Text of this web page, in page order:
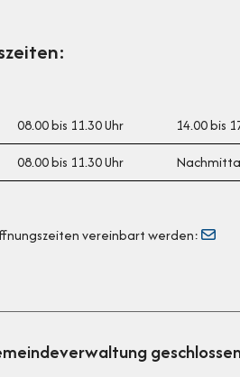
08.00 bis 11.30 Uhr
14.00 bis
08.00 bis 11.30 Uhr
vereinbart werden: